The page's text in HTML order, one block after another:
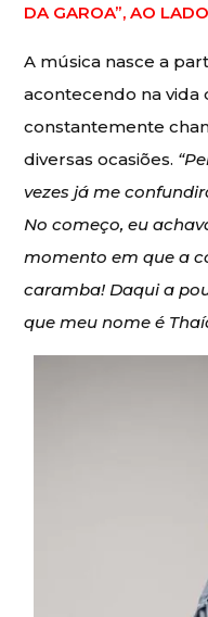
DA GAROA”, AO
A música nasce a
acontecendo na vida
constantemente
diversas ocasiões.
vezes já me
No começo, eu
momento em que a
caramba! Daqui a
que meu nome é